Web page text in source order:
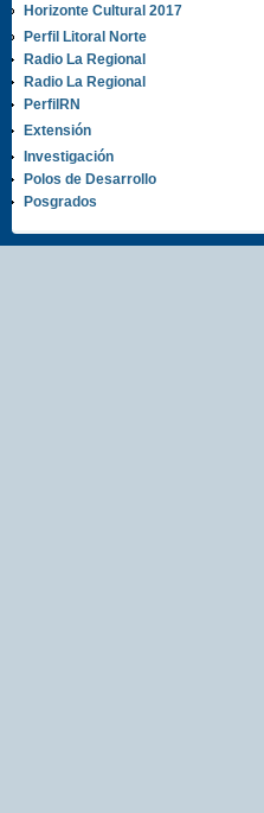
Horizonte Cultural 2017
Perfil Litoral Norte
Radio La Regional
Radio La Regional
PerfilRN
Extensión
Investigación
Polos de Desarrollo
Posgrados